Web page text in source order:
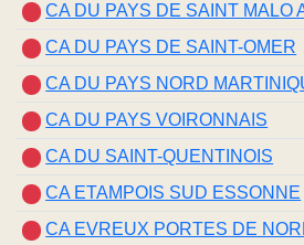
CA DU PAYS DE SAINT MALO
CA DU PAYS DE SAINT-OMER
CA DU PAYS NORD
CA DU PAYS VOIRONNAIS
CA DU SAINT-QUENTINOIS
CA ETAMPOIS SUD ESSONNE
CA EVREUX PORTES DE